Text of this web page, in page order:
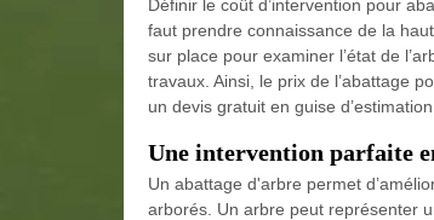
Définir le coût d’intervention pour
faut prendre connaissance de la
sur place pour examiner l’état de
travaux. Ainsi, le prix de l’abattage
un devis gratuit en guise
Une intervention parfaite
Un abattage d'arbre permet
arborés. Un arbre peut représenter